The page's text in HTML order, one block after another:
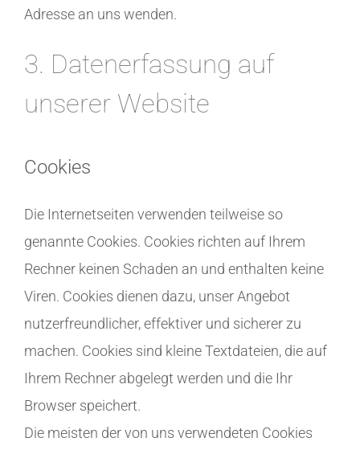
Adresse an uns wenden.
3. Datenerfassung auf
unserer Website
Cookies
Die Internetseiten verwenden teilweise so
genannte Cookies. Cookies richten auf Ihrem
Rechner keinen Schaden an und enthalten keine
Viren. Cookies dienen dazu, unser Angebot
nutzerfreundlicher, effektiver und sicherer zu
machen. Cookies sind kleine Textdateien, die auf
Ihrem Rechner abgelegt werden und die Ihr
Browser speichert.
Die meisten der von uns verwendeten Cookies